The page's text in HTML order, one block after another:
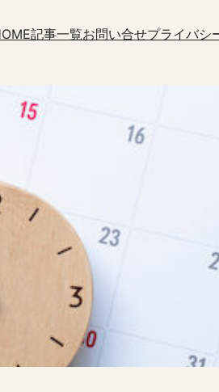
記事一覧お問い合せプライバシ